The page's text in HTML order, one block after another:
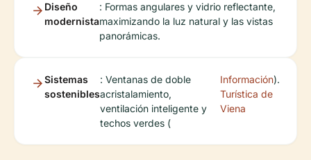
Diseño
modernista
: Formas angulares y vidrio reflectante,
maximizando la luz natural y las vistas
panorámicas.
Sistemas
sostenibles
: Ventanas de doble
acristalamiento,
ventilación inteligente y
techos verdes (
Información
Turística de
Viena
).